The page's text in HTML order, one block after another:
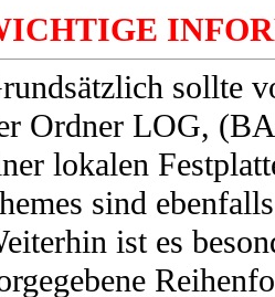
sollte
Ordner LOG,
lokalen
sind
ist es